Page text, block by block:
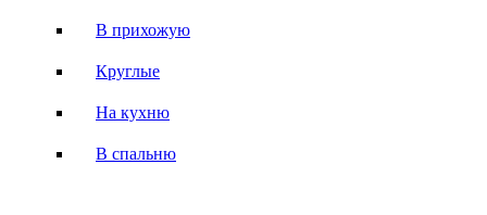
В прихожую
Круглые
На кухню
В спальню